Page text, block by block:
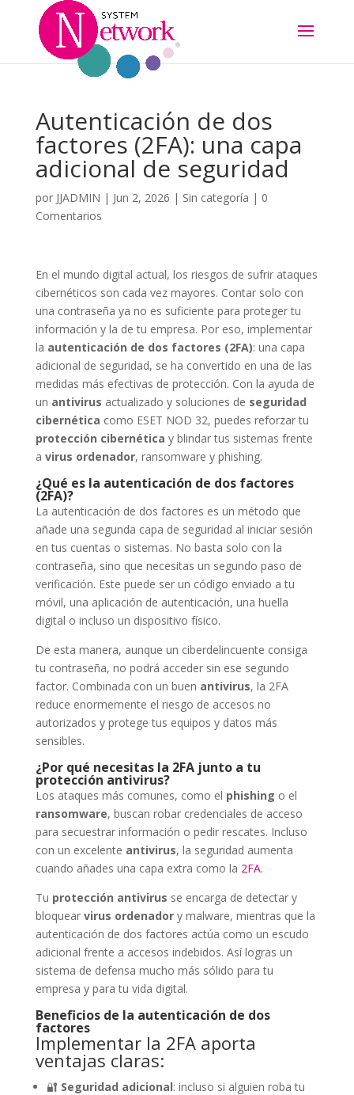
Autenticación de dos
factores (2FA): una capa
adicional de seguridad
por JJADMIN | Jun 2, 2026 | Sin categoría | 0
Comentarios
En el mundo digital actual, los riesgos de sufrir ataques
cibernéticos son cada vez mayores. Contar solo con
una contraseña ya no es suficiente para proteger tu
información y la de tu empresa. Por eso, implementar
la autenticación de dos factores (2FA): una capa
adicional de seguridad, se ha convertido en una de las
medidas más efectivas de protección. Con la ayuda de
un antivirus actualizado y soluciones de seguridad
cibernética como ESET NOD 32, puedes reforzar tu
protección cibernética y blindar tus sistemas frente
a virus ordenador, ransomware y phishing.
¿Qué es la autenticación de dos factores
(2FA)?
La autenticación de dos factores es un método que
añade una segunda capa de seguridad al iniciar sesión
en tus cuentas o sistemas. No basta solo con la
contraseña, sino que necesitas un segundo paso de
verificación. Este puede ser un código enviado a tu
móvil, una aplicación de autenticación, una huella
digital o incluso un dispositivo físico.
De esta manera, aunque un ciberdelincuente consiga
tu contraseña, no podrá acceder sin ese segundo
factor. Combinada con un buen antivirus, la 2FA
reduce enormemente el riesgo de accesos no
autorizados y protege tus equipos y datos más
sensibles.
¿Por qué necesitas la 2FA junto a tu
protección antivirus?
Los ataques más comunes, como el phishing o el
ransomware, buscan robar credenciales de acceso
para secuestrar información o pedir rescates. Incluso
con un excelente antivirus, la seguridad aumenta
cuando añades una capa extra como la 2FA.
Tu protección antivirus se encarga de detectar y
bloquear virus ordenadory malware, mientras que la
autenticación de dos factores actúa como un escudo
adicional frente a accesos indebidos. Así logras un
sistema de defensa mucho más sólido para tu
empresa y para tu vida digital.
Beneficios de la autenticación de dos
factores
Implementar la 2FA aporta
ventajas claras:
🔐 Seguridad adicional: incluso si alguien roba tu